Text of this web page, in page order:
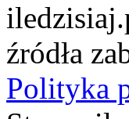
źródła
Polityka